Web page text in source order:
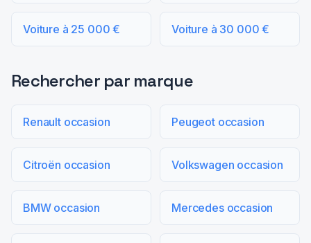
Voiture à 25 000 € Voiture à 30 000 €
Rechercher par marque
Renault occasion Peugeot occasion
Citroën occasion Volkswagen occasion
BMW occasion Mercedes occasion